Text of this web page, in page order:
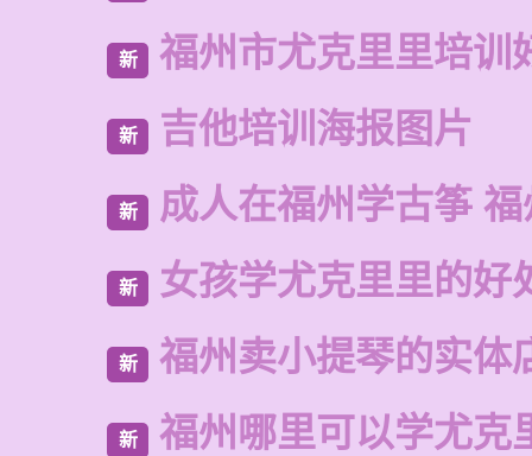
新 福州市尤克里里培训
新 吉他培训海报图片
新 成人在福州学古筝
新 女孩学尤克里里的好
新 福州卖小提琴的实体
新 福州哪里可以学尤克